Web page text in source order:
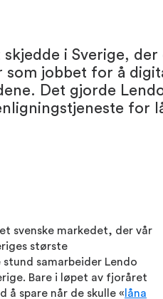
i Sverige, der
jobbet for å
Det gjorde
for
svenske markedet, der vår
største
samarbeider Lendo
Bare i løpet av fjoråret
å spare når de skulle « låna